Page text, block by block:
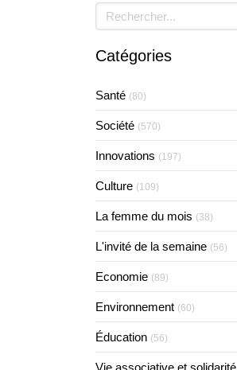
Rechercher
Catégories
Santé (80)
Société (570)
Innovations (197)
Culture (109)
La femme du mois (38)
L'invité de la semaine (56)
Economie (89)
Environnement (60)
Éducation (56)
Vie associative et solidarité